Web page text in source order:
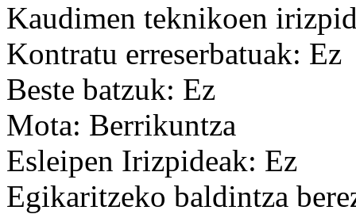
Kaudimen teknikoen
Kontratu erreserbatuak: Ez
Beste batzuk: Ez
Mota: Berrikuntza
Esleipen Irizpideak: Ez
Egikaritzeko baldintza